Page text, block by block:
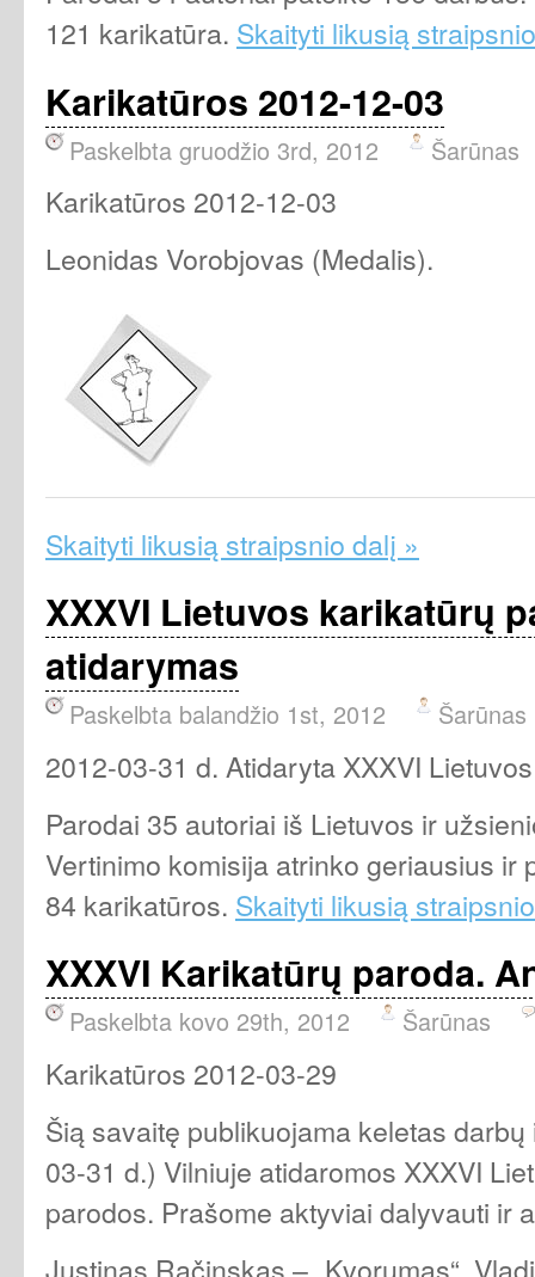
121 karikatūra. Skaityti likusią
Karikatūros 2012-12-03
Paskelbta gruodžio 3rd, 2012 Šarūnas
Karikatūros 2012-12-03
Leonidas Vorobjovas (Medalis).
Skaityti likusią straipsnio dalį »
XXXVI Lietuvos karikatūrų
atidarymas
Paskelbta balandžio 1st, 2012 Šarūnas
2012-03-31 d. Atidaryta XXXVI
Parodai 35 autoriai iš Lietuvos ir
Vertinimo komisija atrinko geriausius ir
84 karikatūros. Skaityti likusią
XXXVI Karikatūrų paroda.
Paskelbta kovo 29th, 2012 Šarūnas
Karikatūros 2012-03-29
Šią savaitę publikuojama keletas
03-31 d.) Vilniuje atidaromos XXXVI
parodos. Prašome aktyviai dalyvauti ir
Justinas Račinskas – „Kvorumas“,